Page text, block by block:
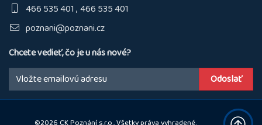
466 535 401 466 535 401
poznani@poznani.cz
Chcete vedieť, čo je u nás nové?
Email: